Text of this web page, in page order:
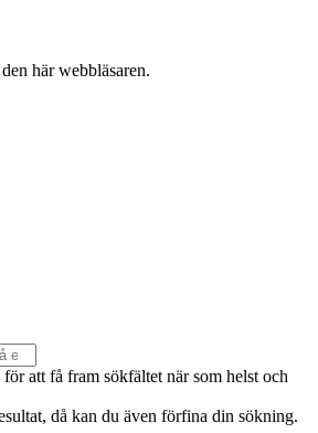
här webbläsaren.
för att få fram sökfältet när som helst och
då kan du även förfina din sökning.